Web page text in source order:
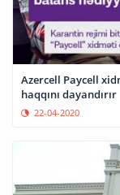
Azercell Paycell
haqqını dayandırır
22-04-2020